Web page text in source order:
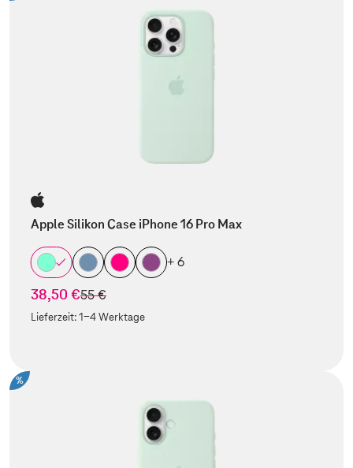
Apple Silikon Case iPhone 16 Pro Max
+ 6
38,50 €statt
55 €
Lieferzeit:1-4 Werktage
%